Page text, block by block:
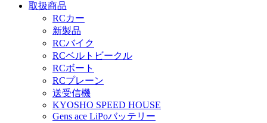
取扱商品
RCカー
新製品
RCバイク
RCベルトビークル
RCボート
RCプレーン
送受信機
KYOSHO SPEED HOUSE
Gens ace LiPoバッテリー